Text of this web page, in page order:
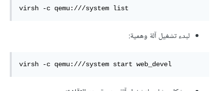
virsh -c qemu:///system list
لبدء تشغيل آلة وهمية:
virsh -c qemu:///system start web_devel